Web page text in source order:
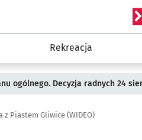
Rekreacja
ogólnego. Decyzja radnych 24
z Piastem Gliwice (WIDEO)